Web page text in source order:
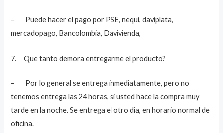
– Puede hacer el pago por PSE, nequi, daviplata,
mercadopago, Bancolombia, Davivienda,
7. Que tanto demora entregarme el producto?
– Por lo general se entrega inmediatamente, pero no
tenemos entrega las 24 horas, si usted hace la compra muy
tarde en la noche. Se entrega el otro dia, en horario normal de
oficina.